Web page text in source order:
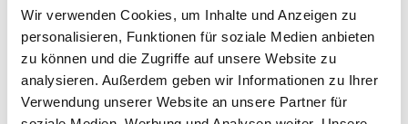
Wir verwenden Cookies, um Inhalte und Anzeigen zu
personalisieren, Funktionen für soziale Medien anbieten
zu können und die Zugriffe auf unsere Website zu
analysieren. Außerdem geben wir Informationen zu Ihrer
Verwendung unserer Website an unsere Partner für
Einfamilienhaus Mannheim
Eigentumswohnungen Mannheim
Immo Mannheim
Wohnung miete Mannheim
Wohnung suche
Mannheim
Wohnungsanzeigen Mannheim
Wohnungen
Mannheim
Eigentumswohnung Mannheim
Mietwohnungen
Mannheim
Einfamilienhäuser Mannheim kaufen Mannheim